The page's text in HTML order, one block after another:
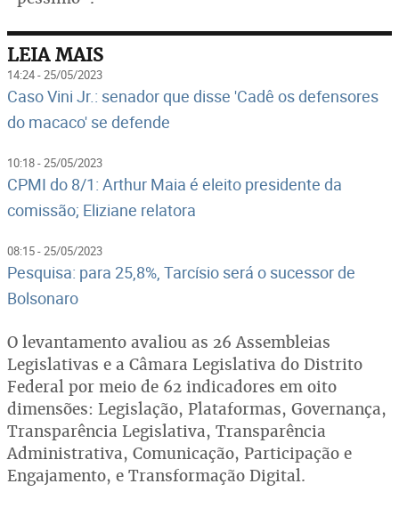
LEIA MAIS
14:24 - 25/05/2023
Caso Vini Jr.: senador que disse 'Cadê os defensores
do macaco' se defende
10:18 - 25/05/2023
CPMI do 8/1: Arthur Maia é eleito presidente da
comissão; Eliziane relatora
08:15 - 25/05/2023
Pesquisa: para 25,8%, Tarcísio será o sucessor de
Bolsonaro
O levantamento avaliou as 26 Assembleias
Legislativas e a Câmara Legislativa do Distrito
Federal por meio de 62 indicadores em oito
dimensões: Legislação, Plataformas, Governança,
Transparência Legislativa, Transparência
Administrativa, Comunicação, Participação e
Engajamento, e Transformação Digital.